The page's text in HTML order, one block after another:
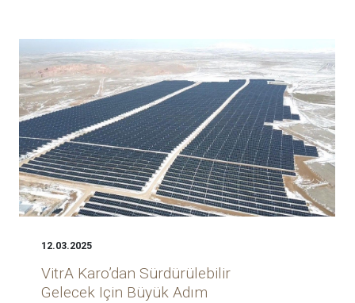
12.03.2025
VitrA Karo’dan Sürdürülebilir
Gelecek Için Büyük Adım